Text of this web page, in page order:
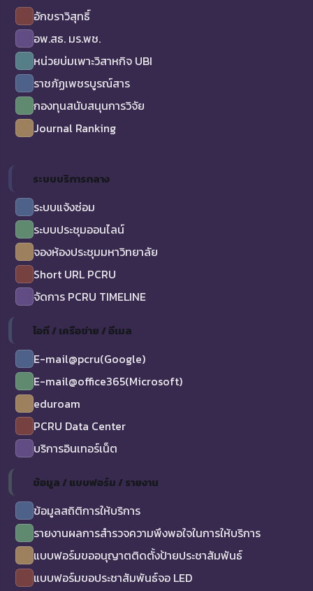
อักขราวิสุทธิ์
อพ.สธ. มร.พช.
หน่วยบ่มเพาะวิสาหกิจ UBI
ราชภัฏเพชรบูรณ์สาร
กองทุนสนับสนุนการวิจัย
Journal Ranking
ระบบบริการกลาง
ระบบแจ้งซ่อม
ระบบประชุมออนไลน์
จองห้องประชุมมหาวิทยาลัย
Short URL PCRU
จัดการ PCRU TIMELINE
ไอที / เครือข่าย / อีเมล
E-mail@pcru(Google)
E-mail@office365(Microsoft)
eduroam
PCRU Data Center
บริการอินเทอร์เน็ต
ข้อมูล / แบบฟอร์ม / รายงาน
ข้อมูลสถิติการให้บริการ
รายงานผลการสำรวจความพึงพอใจในการให้บริการ
แบบฟอร์มขออนุญาตติดตั้งป้ายประชาสัมพันธ์
แบบฟอร์มขอประชาสัมพันธ์จอ LED